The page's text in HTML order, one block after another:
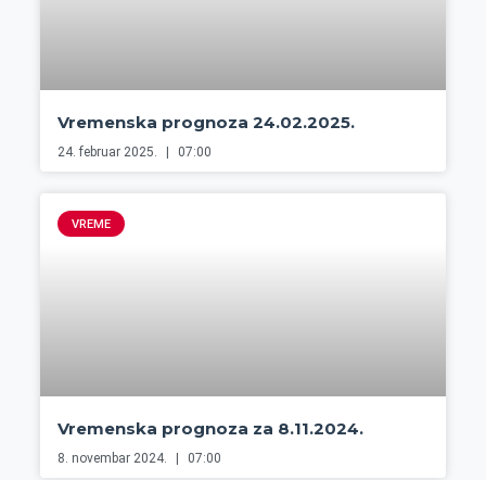
Vremenska prognoza 24.02.2025.
24. februar 2025. 07:00
VREME
Vremenska prognoza za 8.11.2024.
8. novembar 2024. 07:00